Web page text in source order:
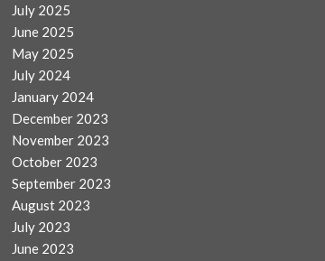
July 2025
June 2025
May 2025
July 2024
January 2024
December 2023
November 2023
October 2023
September 2023
August 2023
July 2023
June 2023